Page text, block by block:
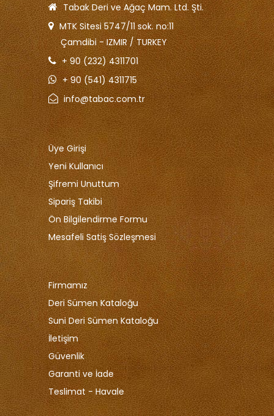
Tabak Deri ve Ağaç Mam. Ltd. Şti.
MTK Sitesi 5747/11 sok. no:11
Çamdibi - IZMIR / TURKEY
+ 90 (232) 4311701
+ 90 (541) 4311715
info@tabac.com.tr
Üye Girişi
Yeni Kullanıcı
Şifremi Unuttum
Sipariş Takibi
Ön Bilgilendirme Formu
Mesafeli Satiş Sözleşmesi
Firmamız
Deri Sümen Kataloğu
Suni Deri Sümen Kataloğu
İletişim
Güvenlik
Garanti ve İade
Teslimat - Havale